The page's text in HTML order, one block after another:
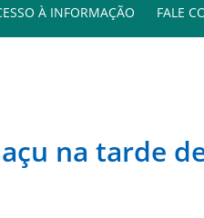
À INFORMAÇÃO FALE
na tarde